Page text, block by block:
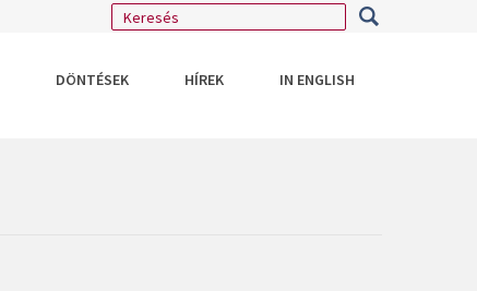
DÖNTÉSEK HÍREK IN ENGLISH